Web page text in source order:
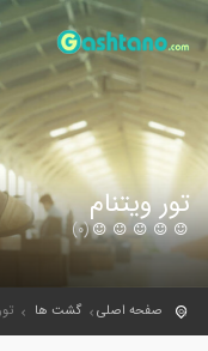
تور ویتنام
(0)
صفحه اصلی گشت ها